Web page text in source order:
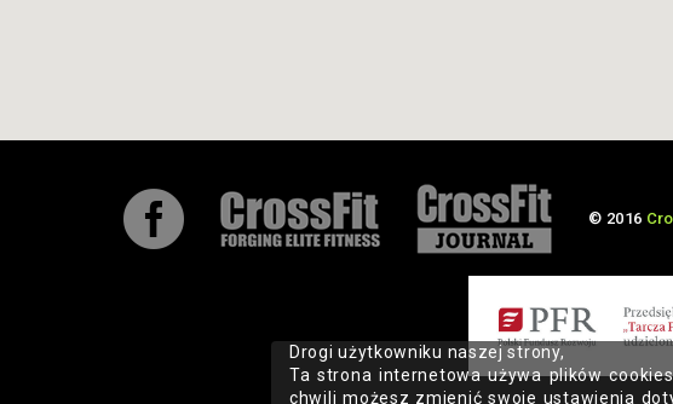
 © 2016
Drogi użytkowniku naszej strony,
Ta strona internetowa używa plików
chwili możesz zmienić swoje ustawienia